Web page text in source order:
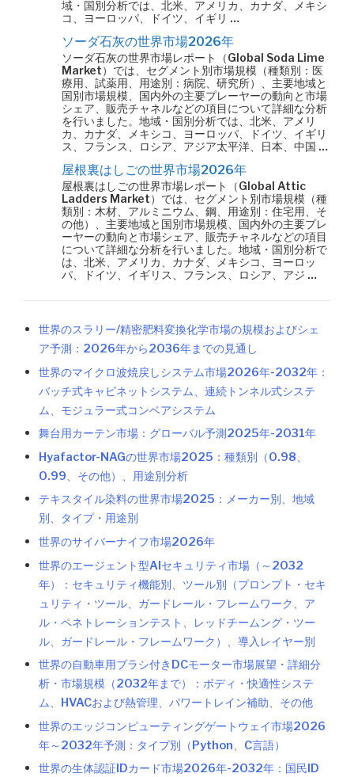
域・国別分析では、北米、アメリカ、カナダ、メキシ
コ、ヨーロッパ、ドイツ、イギリ …
ソーダ石灰の世界市場2026年
ソーダ石灰の世界市場レポート（Global Soda Lime
Market）では、セグメント別市場規模（種類別：医
療用、試薬用、用途別：病院、研究所）、主要地域と
国別市場規模、国内外の主要プレーヤーの動向と市場
シェア、販売チャネルなどの項目について詳細な分析
を行いました。地域・国別分析では、北米、アメリ
カ、カナダ、メキシコ、ヨーロッパ、ドイツ、イギリ
ス、フランス、ロシア、アジア太平洋、日本、中国 …
屋根裏はしごの世界市場2026年
屋根裏はしごの世界市場レポート（Global Attic
Ladders Market）では、セグメント別市場規模（種
類別：木材、アルミニウム、鋼、用途別：住宅用、そ
の他）、主要地域と国別市場規模、国内外の主要プレ
ーヤーの動向と市場シェア、販売チャネルなどの項目
について詳細な分析を行いました。地域・国別分析で
は、北米、アメリカ、カナダ、メキシコ、ヨーロッ
パ、ドイツ、イギリス、フランス、ロシア、アジ …
世界のスラリー/精密肥料変換化学市場の規模およびシェ
ア予測：2026年から2036年までの見通し
世界のマイクロ波焼戻しシステム市場2026年-2032年：
バッチ式キャビネットシステム、連続トンネル式システ
ム、モジュラー式コンベアシステム
舞台用カーテン市場：グローバル予測2025年-2031年
Hyafactor-NAGの世界市場2025：種類別（0.98、
0.99、その他）、用途別分析
テキスタイル染料の世界市場2025：メーカー別、地域
別、タイプ・用途別
世界のサイバーナイフ市場2026年
世界のエージェント型AIセキュリティ市場（～2032
年）：セキュリティ機能別、ツール別（プロンプト・セキ
ュリティ・ツール、ガードレール・フレームワーク、ア
ル・ペネトレーションテスト、レッドチームング・ツー
ル、ガードレール・フレームワーク）、導入レイヤー別
世界の自動車用ブラシ付きDCモーター市場展望・詳細分
析・市場規模（2032年まで）：ボディ・快適性システ
ム、HVACおよび熱管理、パワートレイン補助、その他
世界のエッジコンピューティングゲートウェイ市場2026
年～2032年予測：タイプ別（Python、C言語）
世界の生体認証IDカード市場2026年-2032年：国民ID